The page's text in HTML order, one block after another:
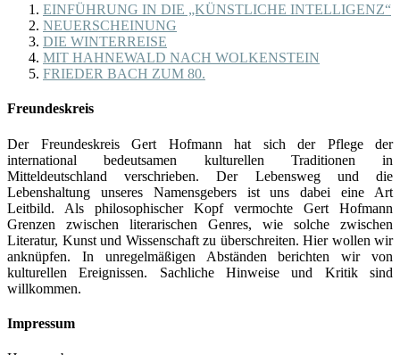
EINFÜHRUNG IN DIE „KÜNSTLICHE INTELLIGENZ“
NEUERSCHEINUNG
DIE WINTERREISE
MIT HAHNEWALD NACH WOLKENSTEIN
FRIEDER BACH ZUM 80.
Freundeskreis
Der Freundeskreis Gert Hofmann hat sich der Pflege der
international bedeutsamen kulturellen Traditionen in
Mitteldeutschland verschrieben. Der Lebensweg und die
Lebenshaltung unseres Namensgebers ist uns dabei eine Art
Leitbild. Als philosophischer Kopf vermochte Gert Hofmann
Grenzen zwischen literarischen Genres, wie solche zwischen
Literatur, Kunst und Wissenschaft zu überschreiten. Hier wollen wir
anknüpfen. In unregelmäßigen Abständen berichten wir von
kulturellen Ereignissen. Sachliche Hinweise und Kritik sind
willkommen.
Impressum